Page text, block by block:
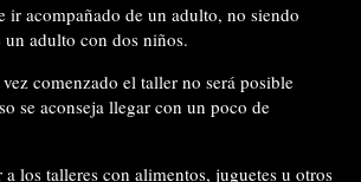
ir acompañado de un adulto, no siendo
adulto con dos niños.
comenzado el taller no será posible
se aconseja llegar con un poco de
a los talleres con alimentos, juguetes u otros